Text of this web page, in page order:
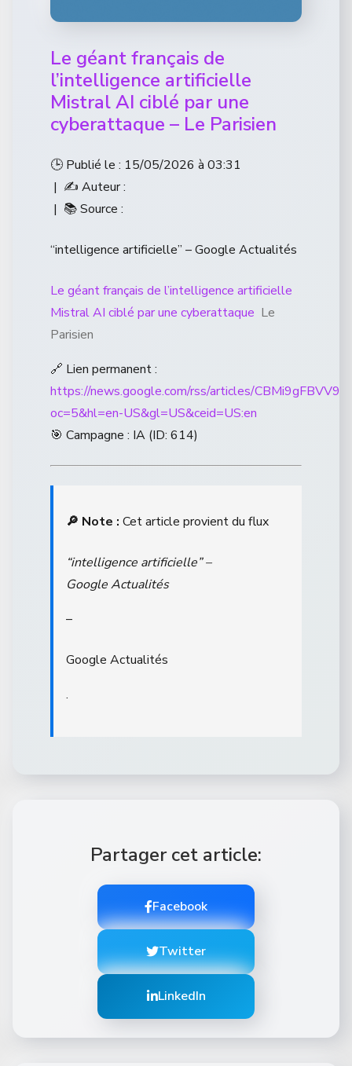
Le géant français de
l’intelligence artificielle
Mistral AI ciblé par une
cyberattaque – Le Parisien
🕒 Publié le : 15/05/2026 à 03:31
| ✍️ Auteur :
| 📚 Source :
“intelligence artificielle” – Google Actualités
Le géant français de l’intelligence artificielle
Mistral AI ciblé par une cyberattaque Le
Parisien
🔗 Lien permanent :
https://news.google.com/rss/articles/
oc=5&hl=en-US&gl=US&ceid=US:en
🎯 Campagne : IA (ID: 614)
🔎 Note : Cet article provient du flux
“intelligence artificielle” –
Google Actualités
–
Google Actualités
.
Partager cet article:
Facebook
Twitter
LinkedIn